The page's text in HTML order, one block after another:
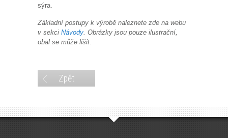
sýra.
Základní postupy k výrobě naleznete zde na webu
v sekci Návody. Obrázky jsou pouze ilustrační,
obal se může lišit.
Zpět